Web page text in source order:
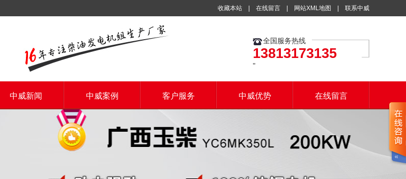
收藏本站 在线留言 网站XML地图 联系中威
全国服务热线
13813173135
中威新闻 中威案例 客户服务 中威优势 在线留言